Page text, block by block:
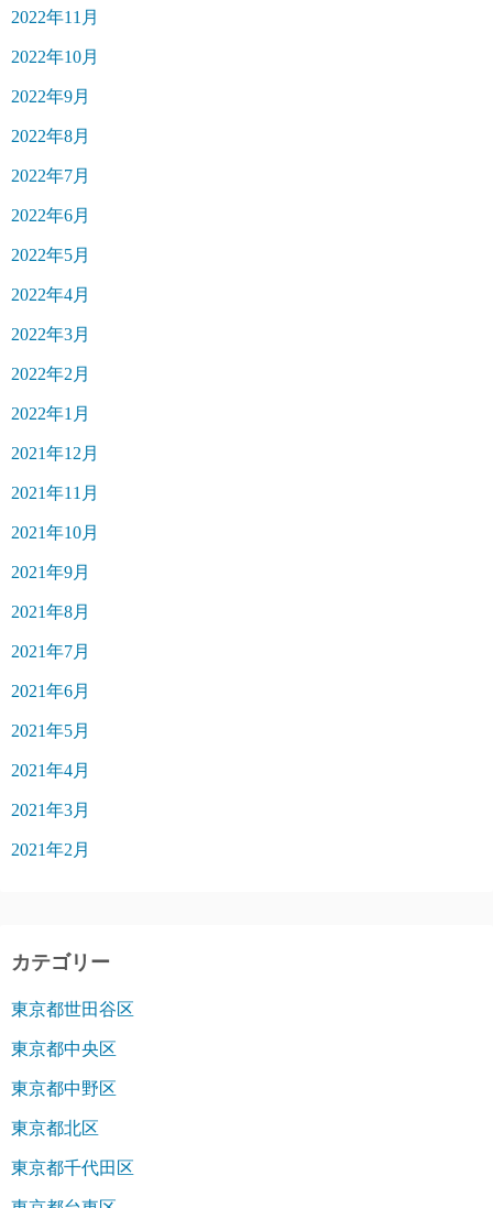
2022年11月
2022年10月
2022年9月
2022年8月
2022年7月
2022年6月
2022年5月
2022年4月
2022年3月
2022年2月
2022年1月
2021年12月
2021年11月
2021年10月
2021年9月
2021年8月
2021年7月
2021年6月
2021年5月
2021年4月
2021年3月
2021年2月
カテゴリー
東京都世田谷区
東京都中央区
東京都中野区
東京都北区
東京都千代田区